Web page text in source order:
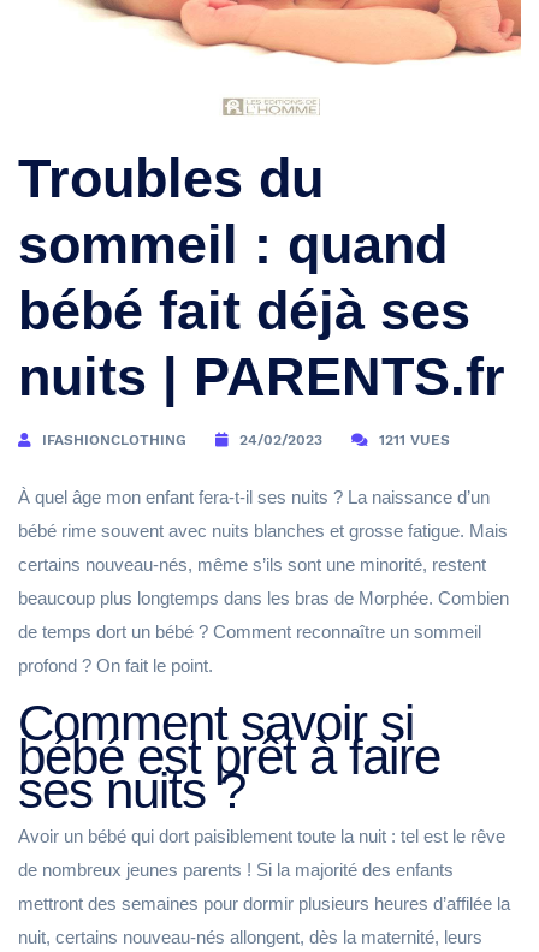
Troubles du
sommeil : quand
bébé fait déjà ses
nuits | PARENTS.fr
IFASHIONCLOTHING 24/02/2023 1211 VUES
À quel âge mon enfant fera-t-il ses nuits ? La naissance d’un
bébé rime souvent avec nuits blanches et grosse fatigue. Mais
certains nouveau-nés, même s’ils sont une minorité, restent
beaucoup plus longtemps dans les bras de Morphée. Combien
de temps dort un bébé ? Comment reconnaître un sommeil
profond ? On fait le point.
Comment savoir si
bébé est prêt à faire
ses nuits ?
Avoir un bébé qui dort paisiblement toute la nuit : tel est le rêve
de nombreux jeunes parents ! Si la majorité des enfants
mettront des semaines pour dormir plusieurs heures d’affilée la
nuit, certains nouveau-nés allongent, dès la maternité, leurs